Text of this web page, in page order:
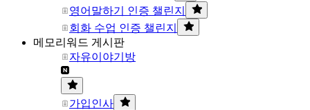
영어말하기 인증 챌린지
회화 수업 인증 챌린지
메모리워드 게시판
자유이야기방
가입인사